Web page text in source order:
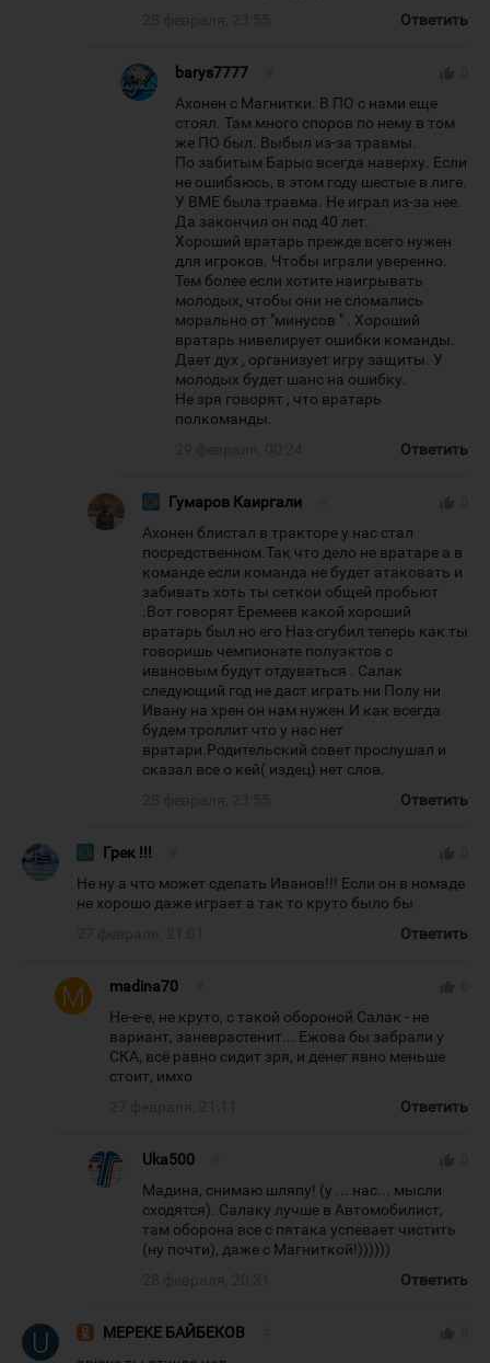
Ответить
barys7777
Ахонен с Магнитки. В ПО с нами еще
стоял. Там много споров по нему в том
же ПО был. Выбыл из-за травмы.
По забитым Барыс всегда наверху. Если
не ошибаюсь, в этом году шестые в лиге.
У ВМЕ была травма. Не играл из-за нее.
Да закончил он под 40 лет.
Хороший вратарь прежде всего нужен
для игроков. Чтобы играли уверенно.
Тем более если хотите наигрывать
молодых, чтобы они не сломались
морально от "минусов " . Хороший
вратарь нивелирует ошибки команды.
Дает дух , организует игру защиты. У
молодых будет шанс на ошибку.
Не зря говорят , что вратарь
полкоманды.
Ответить
Гумаров Каиргали
Ахонен блистал в тракторе у нас стал
посредственном.Так что дело не вратаре а в
команде если команда не будет атаковать и
забивать хоть ты сеткои общей пробьют
.Вот говорят Еремеев какой хороший
вратарь был но его Наз сгубил теперь как ты
говоришь чемпионате полуэктов с
ивановым будут отдуваться . Салак
следующий год не даст играть ни Полу ни
Ивану на хрен он нам нужен.И как всегда
будем троллит что у нас нет
вратари.Родительский совет прослушал и
сказал все о кей( издец) нет слов.
Ответить
Грек !!!
Не ну а что может сделать Иванов!!! Если он в номаде
не хорошо даже играет а так то круто было бы
Ответить
madina70
Не-е-е, не круто, с такой обороной Салак - не
вариант, заневрастенит... Ежова бы забрали у
СКА, всё равно сидит зря, и денег явно меньше
стоит, имхо
Ответить
Uka500
Мадина, снимаю шляпу! (у ... нас... мысли
сходятся). Салаку лучше в Автомобилист,
там оборона все с пятака успевает чистить
(ну почти), даже с Магниткой!))))))
Ответить
МЕРЕКЕ БАЙБЕКОВ